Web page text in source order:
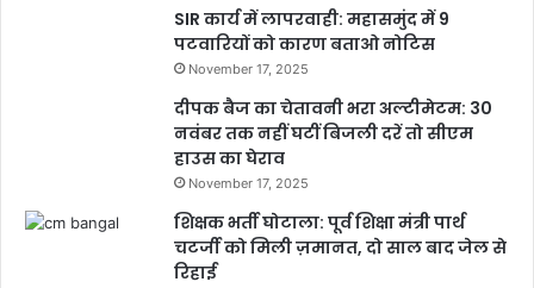
SIR कार्य में लापरवाही: महासमुंद में 9
पटवारियों को कारण बताओ नोटिस
November 17, 2025
दीपक बैज का चेतावनी भरा अल्टीमेटम: 30
नवंबर तक नहीं घटीं बिजली दरें तो सीएम
हाउस का घेराव
November 17, 2025
शिक्षक भर्ती घोटाला: पूर्व शिक्षा मंत्री पार्थ
चटर्जी को मिली ज़मानत, दो साल बाद जेल से
रिहाई